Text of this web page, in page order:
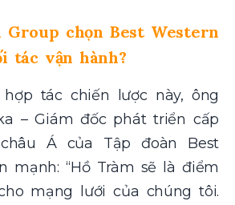
Group chọn Best Western
tác vận hành?
tác chiến lược này, ông
– Giám đốc phát triển cấp
Á của Tập đoàn Best
mạnh: “Hồ Tràm sẽ là điểm
mạng lưới của chúng tôi.